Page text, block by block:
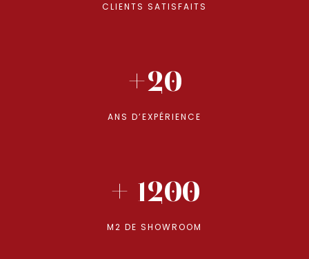
CLIENTS SATISFAITS
+20
ANS D’EXPÉRIENCE
+ 1200
M2 DE SHOWROOM